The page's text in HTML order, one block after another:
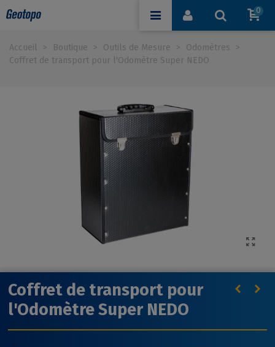
0
Accueil > Boutique > Outils de Mesure > Odomètres
>
Coffret de transport pour l'Odomètre Super NEDO
Coffret de transport pour
l'Odomètre Super NEDO